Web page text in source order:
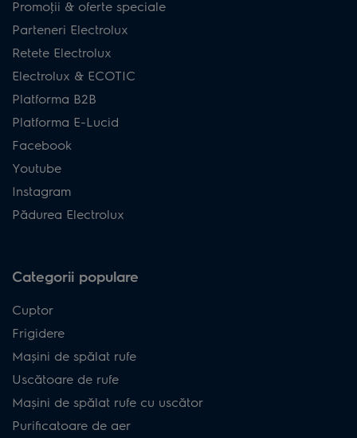
Promoţii & oferte speciale
Parteneri Electrolux
Retete Electrolux
Electrolux & ECOTIC
Platforma B2B
Platforma E-Lucid
Facebook
Youtube
Instagram
Pădurea Electrolux
Categorii populare
Cuptor
Frigidere
Mașini de spălat rufe
Uscătoare de rufe
Mașini de spălat rufe cu uscător
Purificatoare de aer